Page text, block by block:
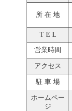
所 在 地
T E L
営業時間
アクセス
駐 車 場
ホームペー
ジ